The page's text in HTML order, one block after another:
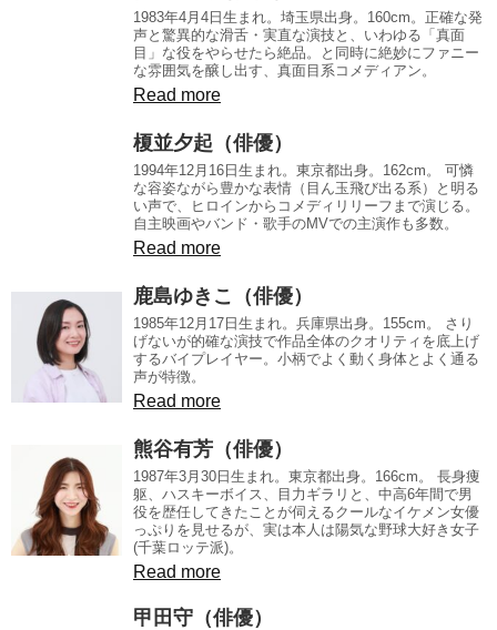
1983年4月4日生まれ。埼玉県出身。160cm。正確な発
声と驚異的な滑舌・実直な演技と、いわゆる「真面
目」な役をやらせたら絶品。と同時に絶妙にファニー
な雰囲気を醸し出す、真面目系コメディアン。
Read more
榎並夕起（俳優）
1994年12月16日生まれ。東京都出身。162cm。 可憐
な容姿ながら豊かな表情（目ん玉飛び出る系）と明る
い声で、ヒロインからコメディリリーフまで演じる。
自主映画やバンド・歌手のMVでの主演作も多数。
Read more
鹿島ゆきこ（俳優）
1985年12月17日生まれ。兵庫県出身。155cm。 さり
げないが的確な演技で作品全体のクオリティを底上げ
するバイプレイヤー。小柄でよく動く身体とよく通る
声が特徴。
Read more
熊谷有芳（俳優）
1987年3月30日生まれ。東京都出身。166cm。 長身痩
躯、ハスキーボイス、目力ギラリと、中高6年間で男
役を歴任してきたことが伺えるクールなイケメン女優
っぷりを見せるが、実は本人は陽気な野球大好き女子
(千葉ロッテ派)。
Read more
甲田守（俳優）